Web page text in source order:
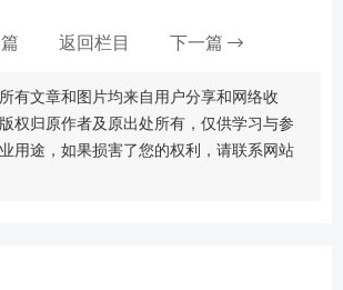
返回栏目 下一篇
有文章和图片均来自用户分享和网络收
权归原作者及原出处所有，仅供学习与参
用途，如果损害了您的权利，请联系网站